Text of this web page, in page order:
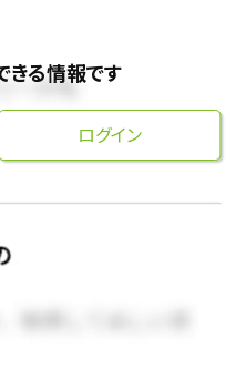
きる情報です
ログイン